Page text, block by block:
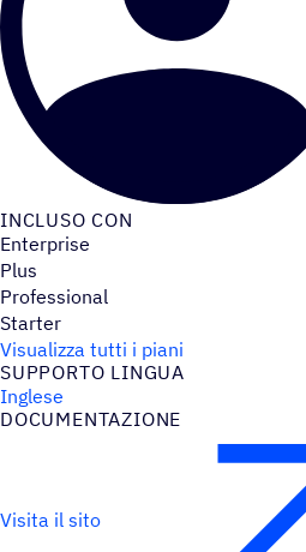
INCLUSO CON
Enterprise
Plus
Professional
Starter
Visualizza tutti i piani
SUPPORTO LINGUA
Inglese
DOCU­MEN­TA­ZIONE
Visita il sito